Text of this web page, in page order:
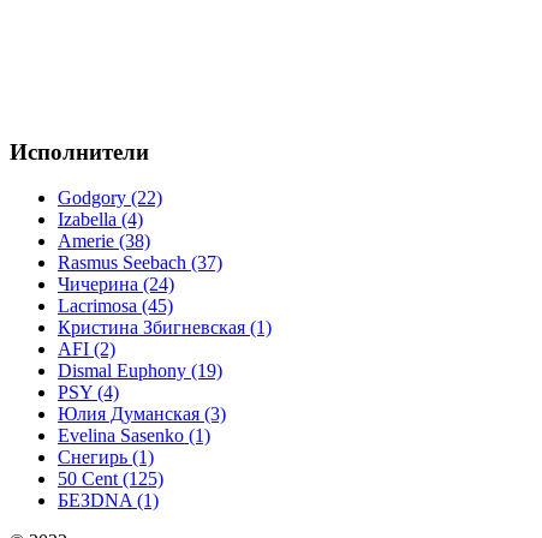
Исполнители
Godgory (22)
Izabella (4)
Amerie (38)
Rasmus Seebach (37)
Чичерина (24)
Lacrimosa (45)
Кристина Збигневская (1)
AFI (2)
Dismal Euphony (19)
PSY (4)
Юлия Думанская (3)
Evelina Sasenko (1)
Снегирь (1)
50 Cent (125)
БЕЗDNA (1)